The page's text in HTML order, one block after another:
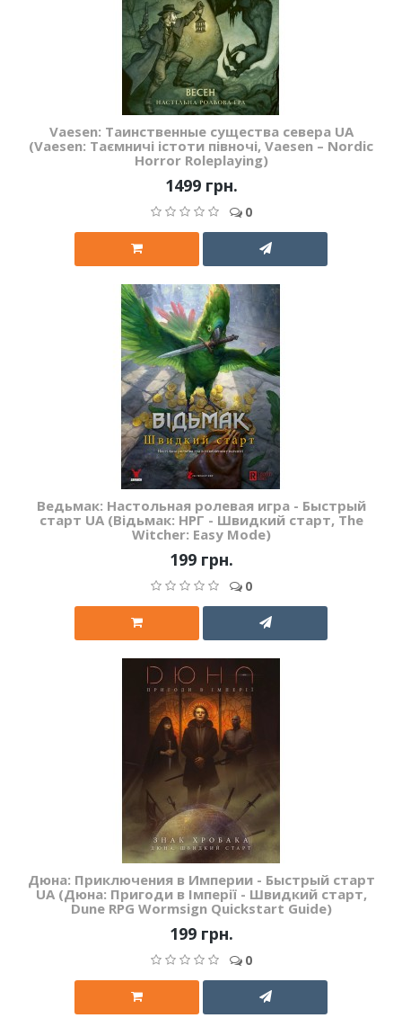
Vaesen: Таинственные существа севера UA
(Vaesen: Таємничі істоти півночі, Vaesen – Nordic
Horror Roleplaying)
1499 грн.
0
Ведьмак: Настольная ролевая игра - Быстрый
старт UA (Відьмак: НРГ - Швидкий старт, The
Witcher: Easy Mode)
199 грн.
0
Дюна: Приключения в Империи - Быстрый старт
UA (Дюна: Пригоди в Імперії - Швидкий старт,
Dune RPG Wormsign Quickstart Guide)
199 грн.
0